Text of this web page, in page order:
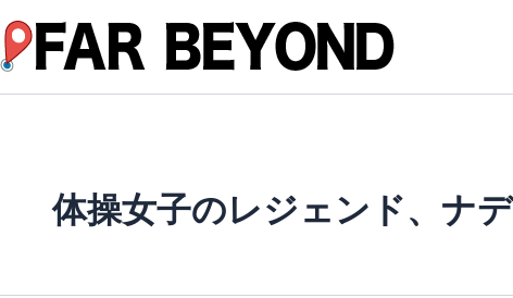
容
を
ス
体操女子のレジェンド、ナ